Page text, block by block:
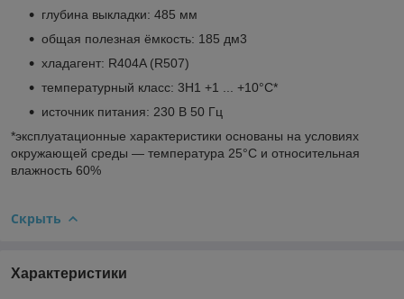
глубина выкладки: 485 мм
общая полезная ёмкость: 185 дм3
хладагент: R404A (R507)
температурный класс: 3H1 +1 ... +10°C*
источник питания: 230 В 50 Гц
*эксплуатационные характеристики основаны на условиях
окружающей среды — температура 25°C и относительная
влажность 60%
Скрыть
Характеристики